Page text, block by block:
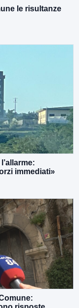
le risultanze
immediati»